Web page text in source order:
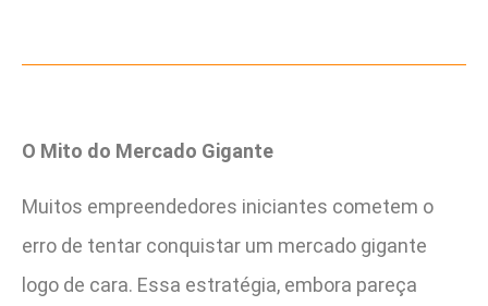
O Mito do Mercado Gigante
Muitos empreendedores iniciantes cometem o
erro de tentar conquistar um mercado gigante
logo de cara. Essa estratégia, embora pareça